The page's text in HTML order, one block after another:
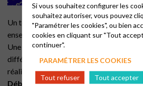
Un temps de bricolage et de
ensemble des créations destinées au
Une thématique proposée par mois avec
différents (bois, tissu, papier, carton…) et
réalisation des fameuses couronnes de
Débutant(e)s, comme confirmé(e)s
Si vous souhaitez configurer les
souhaitez autoriser, vous pouvez
"Paramétrer les cookies", ou bien
cookies en cliquant sur "Tout
continuer".
PARAMÉTRER LES COOKIES
Tout refuser
Tout accepter